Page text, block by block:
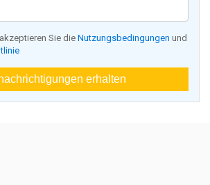
Sie die Nutzungsbedingungen und
erhalten